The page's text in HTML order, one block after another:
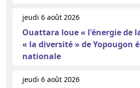
jeudi 6 août 2026
Ouattara loue « l'énergie de
« la diversité » de Yopougon
nationale
jeudi 6 août 2026